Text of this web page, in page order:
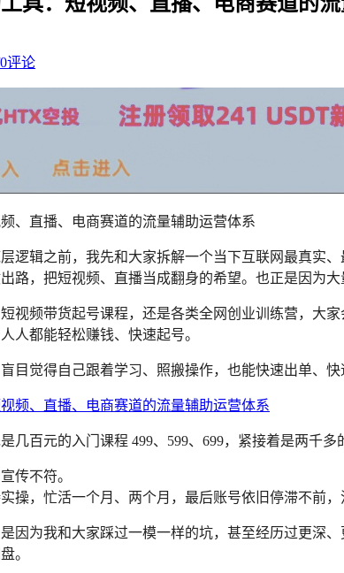
0评论
、直播、电商赛道的流量辅助运营体系
逻辑之前，我先和大家拆解一个当下互联网最真实
路，把短视频、直播当成翻身的希望。也正是因为
视频带货起号课程，还是各类全网创业训练营，大
人都能轻松赚钱、快速起号。
目觉得自己跟着学习、照搬操作，也能快速出单、快
几百元的入门课程 499、599、699，紧接着是两千
传不符。
操，忙活一个月、两个月，最后账号依旧停滞不前
因为我和大家踩过一模一样的坑，甚至经历过更深
。